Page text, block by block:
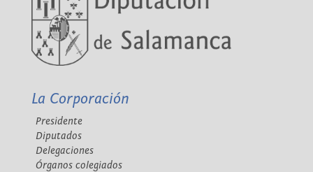
La Corporación
Presidente
Diputados
Delegaciones
Órganos colegiados